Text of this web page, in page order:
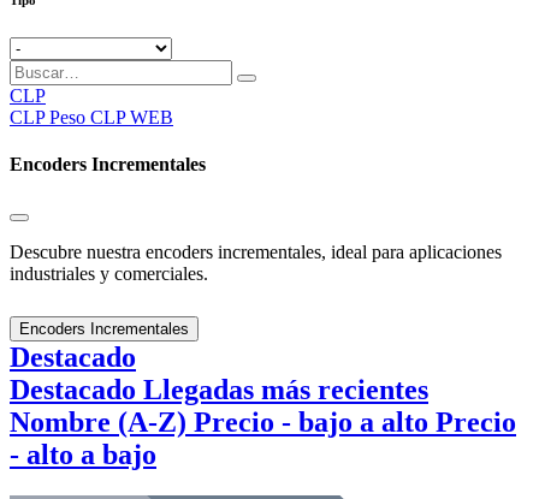
CLP
CLP Peso CLP WEB
Encoders Incrementales
Descubre nuestra encoders incrementales, ideal para aplicaciones
industriales y comerciales.
Encoders Incrementales
Destacado
Destacado Llegadas más recientes
Nombre (A-Z) Precio - bajo a alto Precio
- alto a bajo